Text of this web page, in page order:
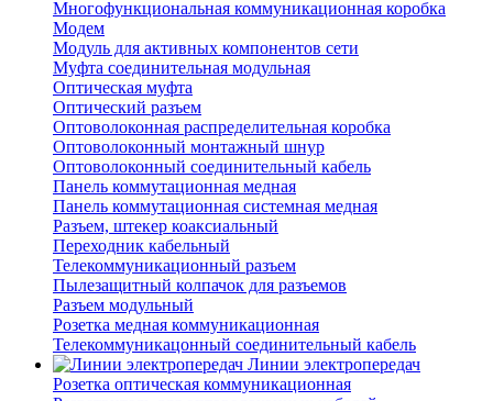
Многофункциональная коммуникационная коробка
Модем
Модуль для активных компонентов сети
Муфта соединительная модульная
Оптическая муфта
Оптический разъем
Оптоволоконная распределительная коробка
Оптоволоконный монтажный шнур
Оптоволоконный соединительный кабель
Панель коммутационная медная
Панель коммутационная системная медная
Разъем, штекер коаксиальный
Переходник кабельный
Телекоммуникационный разъем
Пылезащитный колпачок для разъемов
Разъем модульный
Розетка медная коммуникационная
Телекоммуникацонный соединительный кабель
Линии электропередач
Розетка оптическая коммуникационная